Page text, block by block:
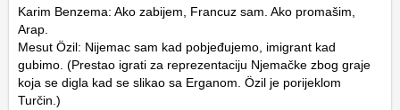
Karim Benzema: Ako zabijem, Francuz sam. Ako promašim,
Arap.
Mesut Özil: Nijemac sam kad pobjeđujemo, imigrant kad
gubimo. (Prestao igrati za reprezentaciju Njemačke zbog graje
koja se digla kad se slikao sa Erganom. Özil je porijeklom
Turčin.)